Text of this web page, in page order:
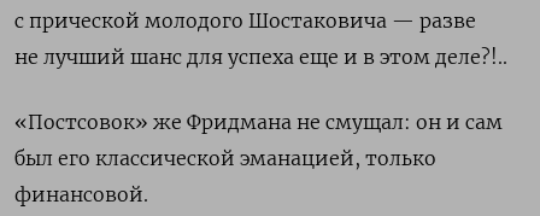
с прической молодого Шостаковича — разве
не лучший шанс для успеха еще и в этом деле?!..
«Постсовок» же Фридмана не смущал: он и сам
был его классической эманацией, только
финансовой.